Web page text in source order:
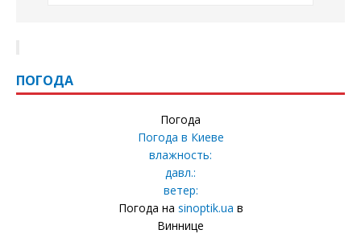
ПОГОДА
Погода
Погода в Киеве
влажность:
давл.:
ветер:
Погода на sinoptik.ua в
Виннице